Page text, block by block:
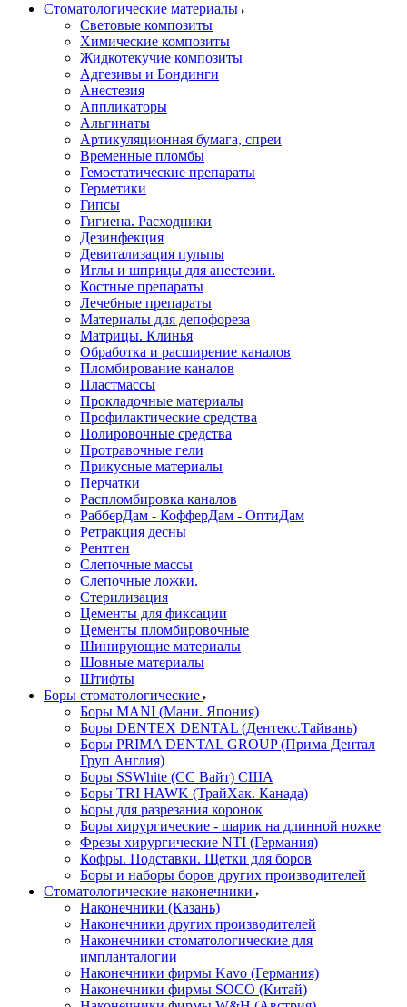
Стоматологические материалы
Световые композиты
Химические композиты
Жидкотекучие композиты
Адгезивы и Бондинги
Анестезия
Аппликаторы
Альгинаты
Артикуляционная бумага, спреи
Временные пломбы
Гемостатические препараты
Герметики
Гипсы
Гигиена. Расходники
Дезинфекция
Девитализация пульпы
Иглы и шприцы для анестезии.
Костные препараты
Лечебные препараты
Материалы для депофореза
Матрицы. Клинья
Обработка и расширение каналов
Пломбирование каналов
Пластмассы
Прокладочные материалы
Профилактические средства
Полировочные средства
Протравочные гели
Прикусные материалы
Перчатки
Распломбировка каналов
РабберДам - КофферДам - ОптиДам
Ретракция десны
Рентген
Слепочные массы
Слепочные ложки.
Стерилизация
Цементы для фиксации
Цементы пломбировочные
Шинирующие материалы
Шовные материалы
Штифты
Боры стоматологические
Боры MANI (Мани. Япония)
Боры DENTEX DENTAL (Дентекс.Тайвань)
Боры PRIMA DENTAL GROUP (Прима Дентал
Груп Англия)
Боры SSWhite (СС Вайт) США
Боры TRI HAWK (ТрайХак. Канада)
Боры для разрезания коронок
Боры хирургические - шарик на длинной ножке
Фрезы хирургические NTI (Германия)
Кофры. Подставки. Щетки для боров
Боры и наборы боров других производителей
Стоматологические наконечники
Наконечники (Казань)
Наконечники других производителей
Наконечники стоматологические для
импланталогии
Наконечники фирмы Kavo (Германия)
Наконечники фирмы SOCO (Китай)